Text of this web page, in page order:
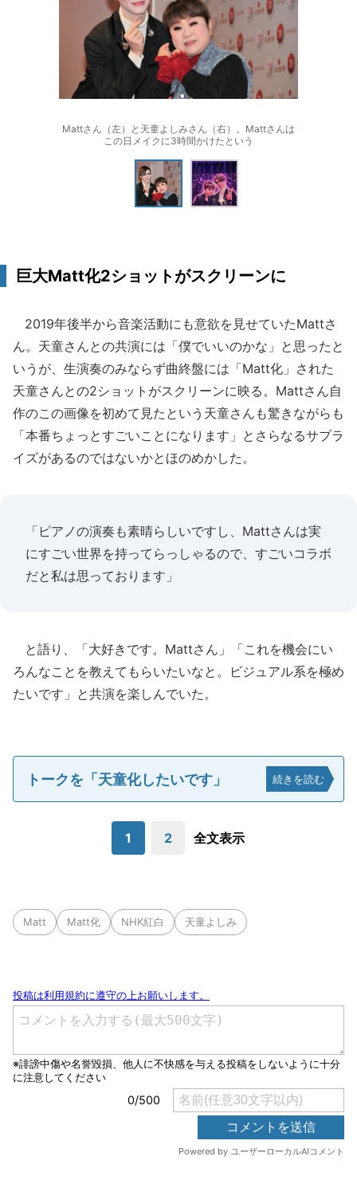
Mattさん（左）と天童よしみさん（右）。Mattさんは
この日メイクに3時間かけたという
巨大Matt化2ショットがスクリーンに
2019年後半から音楽活動にも意欲を見せていたMattさ
ん。天童さんとの共演には「僕でいいのかな」と思ったと
いうが、生演奏のみならず曲終盤には「Matt化」された
天童さんとの2ショットがスクリーンに映る。Mattさん自
作のこの画像を初めて見たという天童さんも驚きながらも
「本番ちょっとすごいことになります」とさらなるサプラ
イズがあるのではないかとほのめかした。
「ピアノの演奏も素晴らしいですし、Mattさんは実
にすごい世界を持ってらっしゃるので、すごいコラボ
だと私は思っております」
と語り、「大好きです。Mattさん」「これを機会にい
ろんなことを教えてもらいたいなと。ビジュアル系を極め
たいです」と共演を楽しんでいた。
トークを「天童化したいです」 続きを読む
1 2 全文表示
Matt Matt化 NHK紅白 天童よしみ